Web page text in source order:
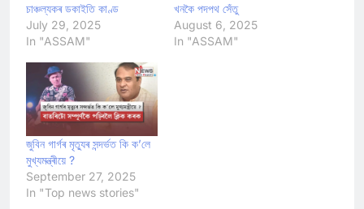
চাঞ্চল্যকৰ ডকাইতি কাণ্ড
July 29, 2025
In "ASSAM"
খনকৈ পদপথ সেঁতু
August 6, 2025
In "ASSAM"
জুবিন গাৰ্গৰ মৃত্যুৰ সন্দৰ্ভত কি ক’লে
মুখ্যমন্ত্ৰীয়ে ?
September 27, 2025
In "Top news stories"